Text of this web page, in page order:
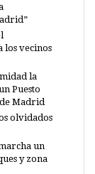
los vecinos
la
Puesto
Madrid
olvidados
un
y zona